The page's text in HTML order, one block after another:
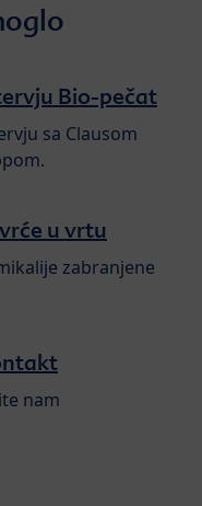
Bio-pečat
sa Clausom
u vrtu
zabranjene
nam